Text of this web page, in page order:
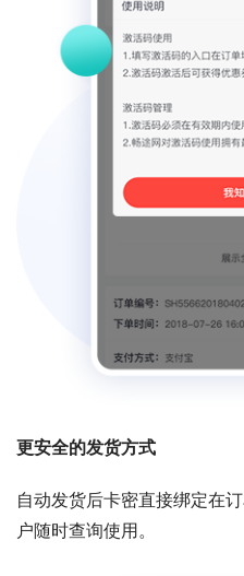
更安全的发货方式
自动发货后卡密直接绑定在
户随时查询使用。